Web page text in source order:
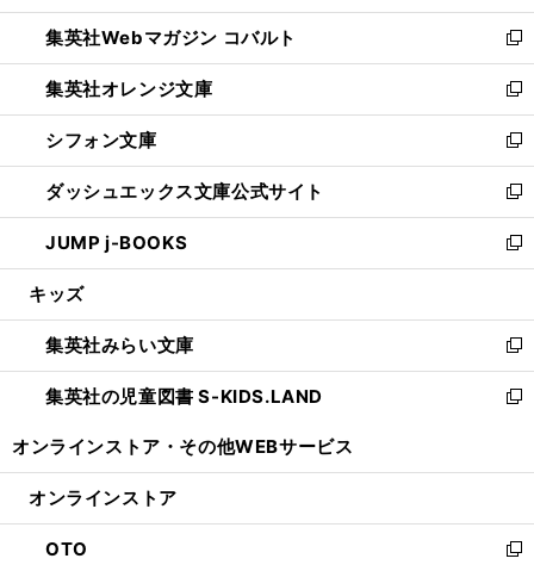
開
く
ウ
で
開
く
ン
ド
ウ
で
開
く
ウ
ィ
ン
ド
ウ
で
開
く
集英社Webマガジン コバルト
新
し
い
ウ
ィ
ン
ド
ウ
で
開
集英社オレンジ文庫
新
し
い
ウ
ィ
ン
ド
ウ
開
く
シフォン文庫
新
し
い
ウ
ィ
ン
ウ
で
開
く
ダッシュエックス文庫公式サイト
新
し
い
ウ
ン
ド
ウ
で
JUMP j-BOOKS
新
し
ウ
ィ
ン
ド
開
キッズ
集英社みらい文庫
新
し
い
ン
ウ
で
集英社の児童図書 S-KIDS.LAND
新
ウ
ン
ド
オンラインストア・ その他WEBサービス
オンラインストア
OTO
新